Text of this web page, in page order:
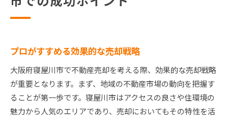
プロがすすめる効果的な売却戦略
大阪府寝屋川市で不動産売却を考える際、効果的な売却戦略
が重要となります。まず、地域の不動産市場の動向を把握す
ることが第一歩です。寝屋川市はアクセスの良さや住環境の
魅力から人気のエリアであり、売却においてもその特性を活